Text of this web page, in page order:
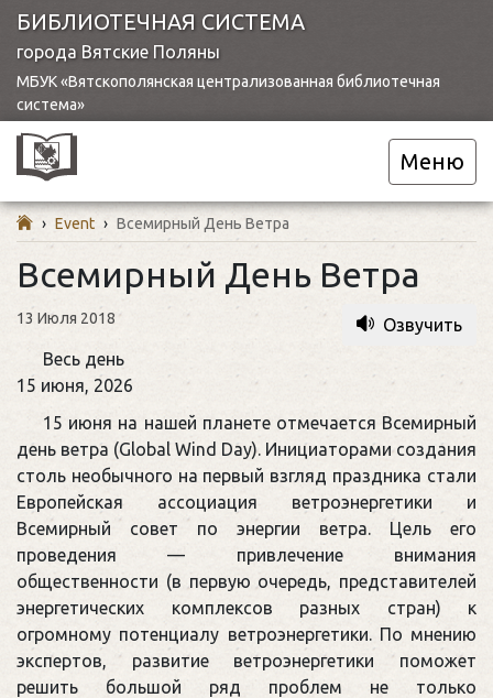
БИБЛИОТЕЧНАЯ СИСТЕМА
города Вятские Поляны
МБУК «Вятскополянская централизованная библиотечная
система»
Меню
› Event › Всемирный День Ветра
Всемирный День Ветра
13 Июля 2018
Озвучить
Всемирный
День
Весь день
15 июня, 2026
15 июня на нашей планете отмечается Всемирный
день ветра (Global Wind Day). Инициаторами создания
столь необычного на первый взгляд праздника стали
Европейская ассоциация ветроэнергетики и
Всемирный совет по энергии ветра. Цель его
проведения — привлечение внимания
общественности (в первую очередь, представителей
энергетических комплексов разных стран) к
огромному потенциалу ветроэнергетики. По мнению
экспертов, развитие ветроэнергетики поможет
решить большой ряд проблем не только